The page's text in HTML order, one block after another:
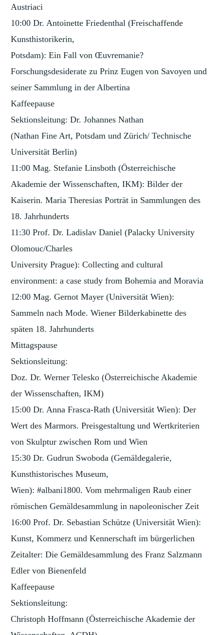
Austriaci
10:00 Dr. Antoinette Friedenthal (Freischaffende
Kunsthistorikerin,
Potsdam): Ein Fall von Œuvremanie?
Forschungsdesiderate zu Prinz Eugen von Savoyen und
seiner Sammlung in der Albertina
Kaffeepause
Sektionsleitung: Dr. Johannes Nathan
(Nathan Fine Art, Potsdam und Zürich/ Technische
Universität Berlin)
11:00 Mag. Stefanie Linsboth (Österreichische
Akademie der Wissenschaften, IKM): Bilder der
Kaiserin. Maria Theresias Porträt in Sammlungen des
18. Jahrhunderts
11:30 Prof. Dr. Ladislav Daniel (Palacky University
Olomouc/Charles
University Prague): Collecting and cultural
environment: a case study from Bohemia and Moravia
12:00 Mag. Gernot Mayer (Universität Wien):
Sammeln nach Mode. Wiener Bilderkabinette des
späten 18. Jahrhunderts
Mittagspause
Sektionsleitung:
Doz. Dr. Werner Telesko (Österreichische Akademie
der Wissenschaften, IKM)
15:00 Dr. Anna Frasca-Rath (Universität Wien): Der
Wert des Marmors. Preisgestaltung und Wertkriterien
von Skulptur zwischen Rom und Wien
15:30 Dr. Gudrun Swoboda (Gemäldegalerie,
Kunsthistorisches Museum,
Wien): #albani1800. Vom mehrmaligen Raub einer
römischen Gemäldesammlung in napoleonischer Zeit
16:00 Prof. Dr. Sebastian Schütze (Universität Wien):
Kunst, Kommerz und Kennerschaft im bürgerlichen
Zeitalter: Die Gemäldesammlung des Franz Salzmann
Edler von Bienenfeld
Kaffeepause
Sektionsleitung:
Christoph Hoffmann (Österreichische Akademie der